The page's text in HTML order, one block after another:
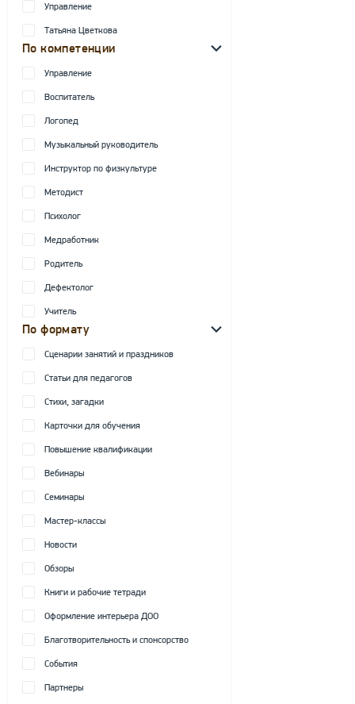
Управление
Татьяна Цветкова
По компетенции
Управление
Воспитатель
Логопед
Музыкальный руководитель
Инструктор по физкультуре
Методист
Психолог
Медработник
Родитель
Дефектолог
Учитель
По формату
Сценарии занятий и праздников
Статьи для педагогов
Стихи, загадки
Карточки для обучения
Повышение квалификации
Вебинары
Семинары
Мастер-классы
Новости
Обзоры
Книги и рабочие тетради
Оформление интерьера ДОО
Благотворительность и спонсорство
События
Партнеры